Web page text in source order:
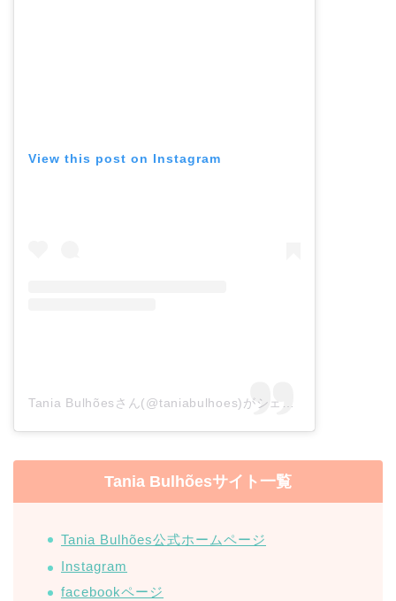
View this post on Instagram
Tania Bulhõesサイト一覧
Tania Bulhões公式ホームページ
Instagram
facebookページ